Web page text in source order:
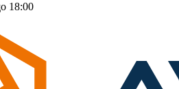
18:00